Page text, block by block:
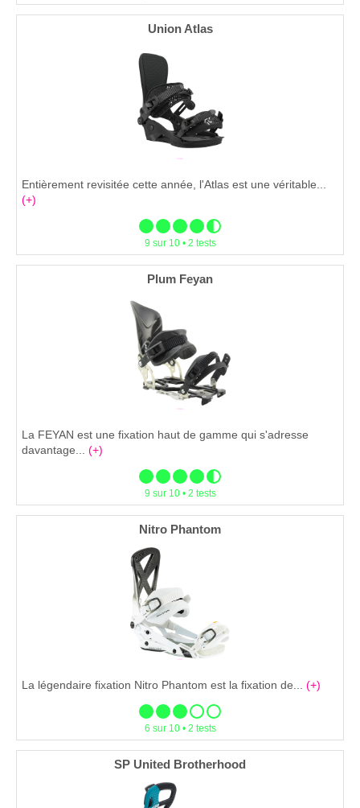
Union Atlas
Entièrement revisitée cette année, l'Atlas est une véritable...
(+)
9 sur 10 • 2 tests
Plum Feyan
La FEYAN est une fixation haut de gamme qui s'adresse
davantage... (+)
9 sur 10 • 2 tests
Nitro Phantom
La légendaire fixation Nitro Phantom est la fixation de... (+)
6 sur 10 • 2 tests
SP United Brotherhood